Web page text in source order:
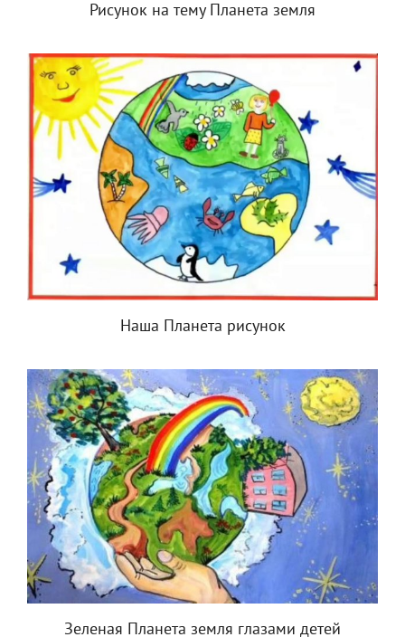
Рисунок на тему Планета земля
Наша Планета рисунок
Зеленая Планета земля глазами детей